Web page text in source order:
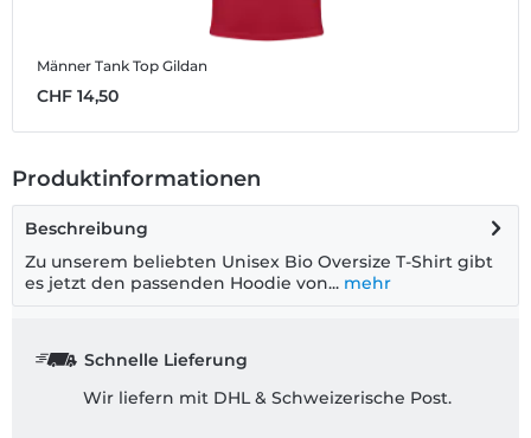
Männer Tank Top Gildan
CHF 14,50
Produktinformationen
Beschreibung
Zu unserem beliebten Unisex Bio Oversize T-Shirt gibt
es jetzt den passenden Hoodie von... mehr
Schnelle Lieferung
Wir liefern mit DHL & Schweizerische Post.